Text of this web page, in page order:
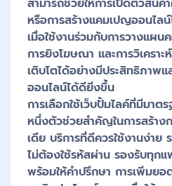
สามารถช่วยให้การเปิดตัวสินค้
หรือการสร้างแคมเปญออนไล
เมื่อใช้งานร่วมกับการวางแผ
การยิงโฆษณา และการวิเครา
เติบโตได้อย่างมีประสิทธิภาพ
ออนไลน์ได้ดียิ่งขึ้น
การเลือกใช้เว็บปั้มไลค์ที่มีมาต
หนึ่งตัวช่วยสำคัญในการสร้าง
เดีย บริการที่ดีควรใช้งานง่า
ไม่ต้องใช้รหัสผ่าน รองรับทุก
พร้อมให้คำปรึกษา การเพิ่มย